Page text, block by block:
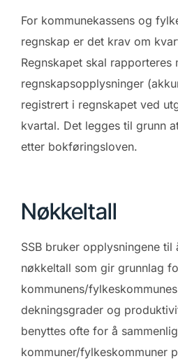
For kommunekassens og
regnskap er det krav om
Regnskapet skal rapporteres
regnskapsopplysninger
registrert i regnskapet ved
kvartal. Det legges til grunn
etter bokføringsloven.
Nøkkeltall
SSB bruker opplysningene til
nøkkeltall som gir grunnlag
kommunens/
dekningsgrader og
benyttes ofte for å
kommuner/fylkeskommuner